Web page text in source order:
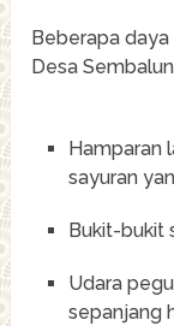
Beberapa
Desa
Hamparan
sayuran
Bukit-bukit
Udara
sepanjang